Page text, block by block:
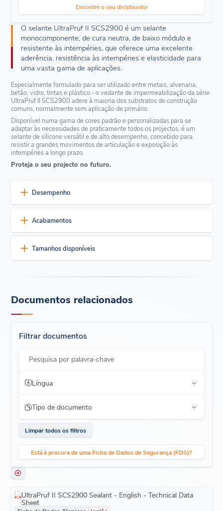
Encontre o seu distribuidor
O selante UltraPruf II SCS2900 é um selante
monocomponente, de cura neutra, de baixo módulo e
resistente às intempéries, que oferece uma excelente
aderência, resistência às intempéries e elasticidade para
uma vasta gama de aplicações.
Especialmente formulado para ser utilizado entre metais, alvenaria,
betão, vidro, tintas e plástico - o vedante de impermeabilização da série
UltraPruf II SCS2900 adere à maioria dos substratos de construção
comuns, normalmente sem aplicação de primário.
Disponível numa gama de cores padrão e personalizadas para se
adaptar às necessidades de praticamente todos os projectos, é um
selante de silicone versátil e de alto desempenho, concebido para
resistir a grandes movimentos de articulação e exposição às
intempéries a longo prazo.
Proteja o seu projecto no futuro.
Desempenho
Aplicação fácil
±50% de capacidade de união, baixa tensão sobre a ligação
Acabamento com pouco brilho para complementar e
combinar com outros componentes
Acabamentos
Disponível em 7 cores padrão e cores personalizadas
Branco Preto Pedra calcária
Cinzento Alumínio
Tamanhos disponíveis
SCS2900 está disponível em 10,1 fl.oz. (299 ml) cartuchos de
19,9 fl.oz. Salsichas (5915ml) embaladas em caixas de 12
unidades.
Documentos relacionados
Filtrar documentos
Pesquisa por palavra-chave
Língua
Tipo de documento
Limpar todos os filtros
Está à procura de uma Ficha de Dados de Segurança (FDS)?
UltraPruf II SCS2900 Sealant - English - Technical Data
Sheet